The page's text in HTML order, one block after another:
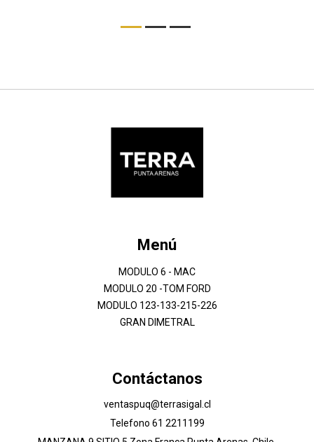
Menú
MODULO 6 - MAC
MODULO 20 -TOM FORD
MODULO 123-133-215-226
GRAN DIMETRAL
Contáctanos
ventaspuq@terrasigal.cl
Telefono 61 2211199